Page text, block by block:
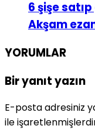
6 şişe
Akşam
YORUMLAR
Bir yanıt yazın
E-posta adresiniz
ile